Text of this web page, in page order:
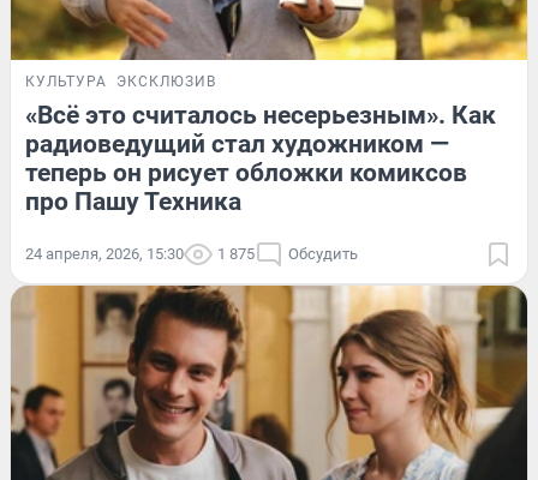
КУЛЬТУРА ЭКСКЛЮЗИВ
«Всё это считалось несерьезным». Как
радиоведущий стал художником —
теперь он рисует обложки комиксов
про Пашу Техника
24 апреля, 2026, 15:30 1 875 Обсудить